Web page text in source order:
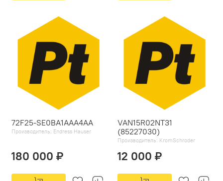
72F25-SE0BA1AAA4AA
Производитель: Endress Hauser
180 000 ₽
VAN15R02NT31
(85227030)
Производитель: KromSchroder
12 000 ₽